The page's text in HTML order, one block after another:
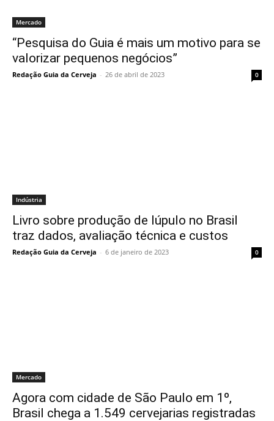
Mercado
“Pesquisa do Guia é mais um motivo para se
valorizar pequenos negócios”
Redação Guia da Cerveja - 26 de abril de 2023 0
Indústria
Livro sobre produção de lúpulo no Brasil
traz dados, avaliação técnica e custos
Redação Guia da Cerveja - 6 de janeiro de 2023 0
Mercado
Agora com cidade de São Paulo em 1º,
Brasil chega a 1.549 cervejarias registradas